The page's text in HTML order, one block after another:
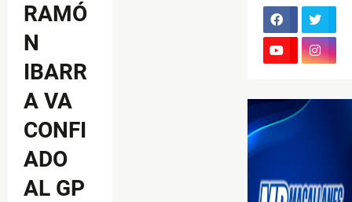
RAMÓ
N
IBARR
A VA
CONFI
ADO
AL GP